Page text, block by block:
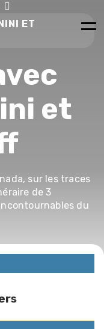
ET
et
sur les traces
de 3
du